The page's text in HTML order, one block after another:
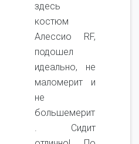
здесь
костюм
Алессио RF,
подошел
идеально, не
маломерит и
не
большемерит
. Сидит